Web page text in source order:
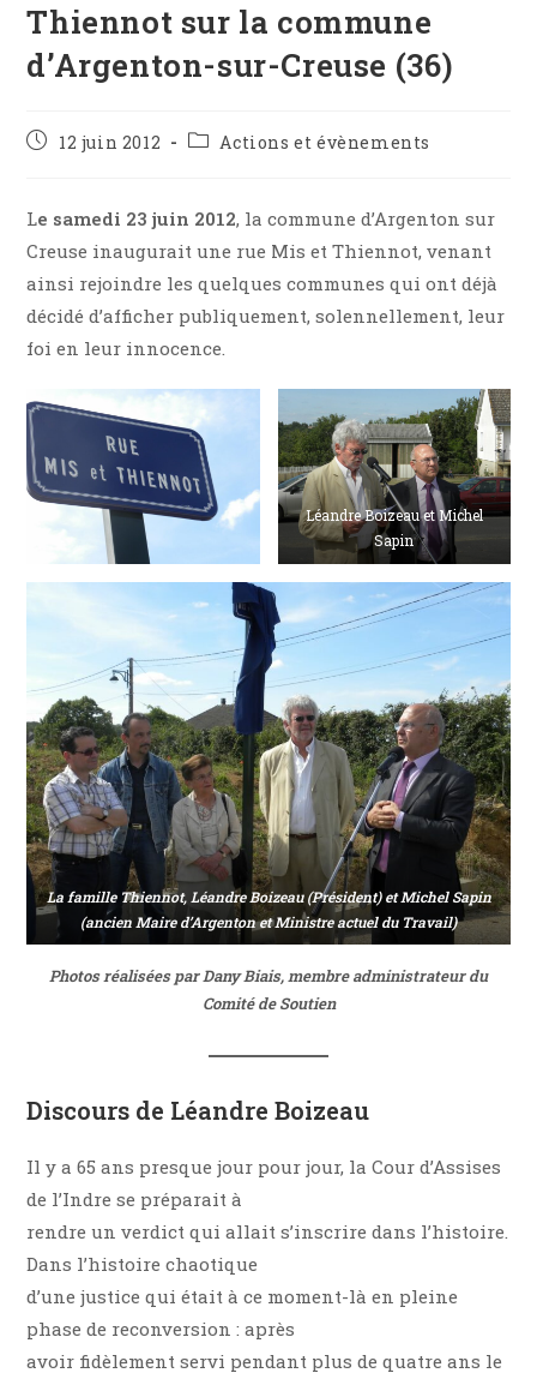
Thiennot sur la commune
d’Argenton-sur-Creuse (36)
Publication
12 juin 2012
PostActions et évènements
Le samedi 23 juin 2012, la commune d’Argenton sur
Creuse inaugurait une rue Mis et Thiennot, venant
ainsi rejoindre les quelques communes qui ont déjà
décidé d’afficher publiquement, solennellement, leur
foi en leur innocence.
Léandre Boizeau et Michel
Sapin
La famille Thiennot, Léandre Boizeau (Président) et Michel Sapin
(ancien Maire d’Argenton et Ministre actuel du Travail)
Photos réalisées par Dany Biais, membre administrateur du
Comité de Soutien
Discours de Léandre Boizeau
Il y a 65 ans presque jour pour jour, la Cour d’Assises
de l’Indre se préparait à
rendre un verdict qui allait s’inscrire dans l’histoire.
Dans l’histoire chaotique
d’une justice qui était à ce moment-là en pleine
phase de reconversion : après
avoir fidèlement servi pendant plus de quatre ans le